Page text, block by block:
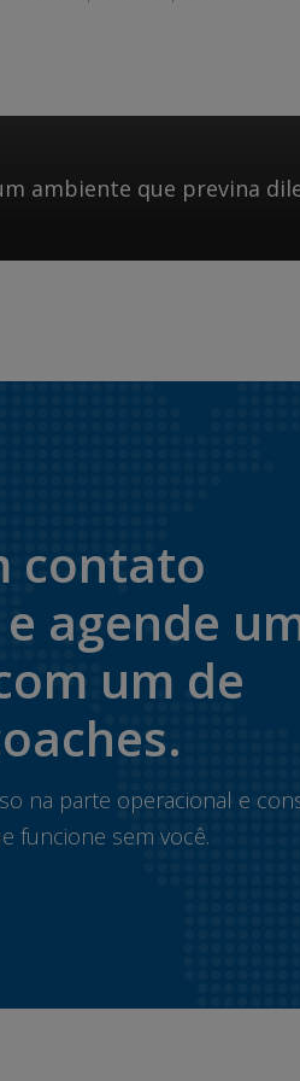
ambiente que previna
contato
agende
um de
na parte operacional e
funcione sem você.